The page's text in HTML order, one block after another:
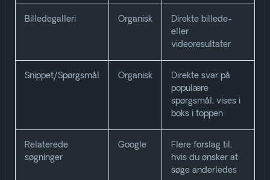
Billedegalleri Organisk
Direkte billede-
eller
videoresultater
Snippet/Spørgsmål Organisk
Direkte svar på
populære
spørgsmål, vises i
boks i toppen
Relaterede
søgninger
Google
Flere forslag til,
hvis du ønsker at
søge anderledes